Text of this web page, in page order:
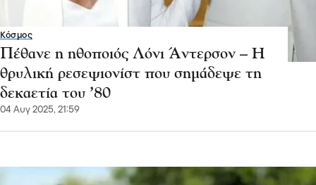
Κόσμος
Πέθανε η ηθοποιός Λόνι Άντερσον – Η
θρυλική ρεσεψιονίστ που σημάδεψε τη
δεκαετία του ’80
04 Αυγ 2025, 21:59